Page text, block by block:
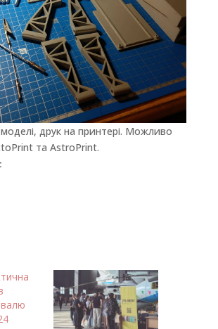
моделі, друк на принтері. Можливо
та AstroPrint.